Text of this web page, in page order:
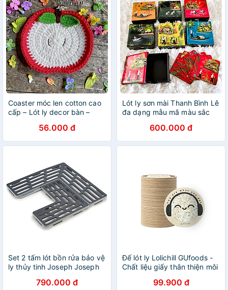
Coaster móc len cotton cao
cấp – Lót ly decor bàn –
56.000 đ
Lót ly sơn mài Thanh Bình Lê
đa dạng mẫu mã màu sắc
600.000 đ
Set 2 tấm lót bồn rửa bảo vệ
ly thủy tinh Joseph Joseph
790.000 đ
Đế lót ly Lolichill GUfoods -
Chất liệu giấy thân thiện môi
Sống xanh ăn lành cùng GU
99.900 đ